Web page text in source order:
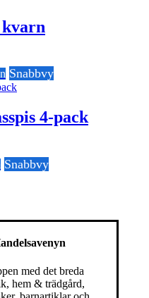
Snabbvy
4-pack
Snabbvy
med det breda
hem & trädgård,